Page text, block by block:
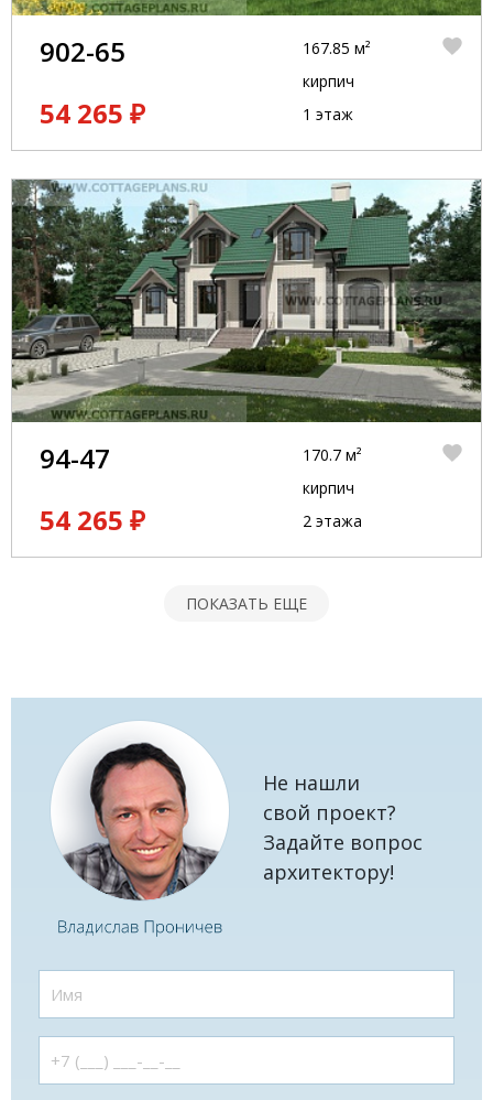
902-65
54 265 ₽
167.85 м²
кирпич
1 этаж
94-47
54 265 ₽
170.7 м²
кирпич
2 этажа
ПОКАЗАТЬ ЕЩЕ
Не нашли
свой проект?
Задайте вопрос
архитектору!